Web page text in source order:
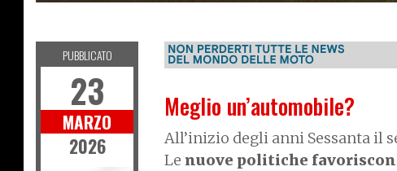
Meglio un’automobile?
All’inizio degli anni Sessanta il
Le nuove politiche
PUBBLICATO
23
MARZO
2026